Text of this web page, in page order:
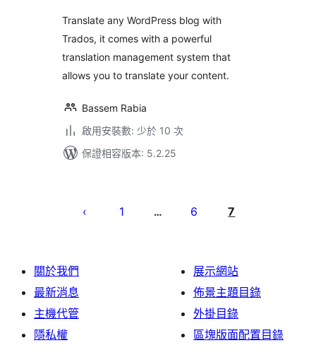
Translate any WordPress blog with
Trados, it comes with a powerful
translation management system that
allows you to translate your content.
Bassem Rabia
啟用安裝數: 少於 10 次
保證相容版本: 5.2.25
1 … 6 7
關於我們
最新消息
主機代管
隱私權
展示網站
佈景主題目錄
外掛目錄
區塊版面配置目錄